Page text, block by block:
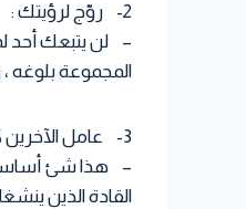
2- روّج لرؤيتك :
– لن يتبعك أحد
المجموعة بلوغه
3- عامل الآخرين كما تحب أن يعاملوك :
– هذا شئ أساسى
القادة الذين